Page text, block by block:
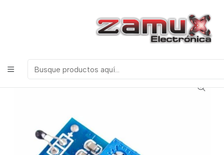
ELECTRONICOS, ROBOTICA & TECNOLOGIA
Productos Arduino
Sensores
SENSOR TEMPERATURA TERMISTOR NTC